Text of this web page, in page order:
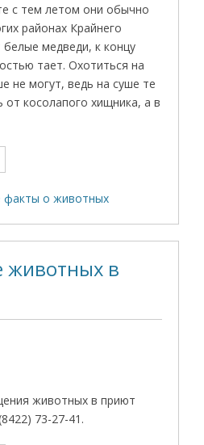
с тем летом они обычно
районах Крайнего
медведи, к концу
тает. Охотиться на
не могут, ведь на суше те
от косолапого хищника, а в
факты о животных
животных в
животных в приют
73-27-41.